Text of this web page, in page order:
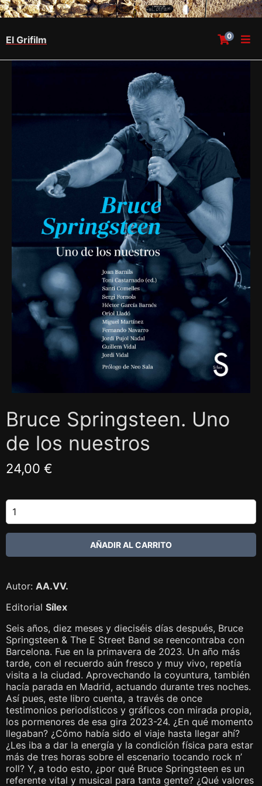
El Grifilm 0
Bruce Springsteen. Uno
de los nuestros
24,00 €
Autor: AA.VV.
Editorial Sílex
Seis años, diez meses y dieciséis días después, Bruce
Springsteen & The E Street Band se reencontraba con
Barcelona. Fue en la primavera de 2023. Un año más
tarde, con el recuerdo aún fresco y muy vivo, repetía
visita a la ciudad. Aprovechando la coyuntura, también
hacía parada en Madrid, actuando durante tres noches.
Así pues, este libro cuenta, a través de once
testimonios periodísticos y gráficos con mirada propia,
los pormenores de esa gira 2023-24. ¿En qué momento
llegaban? ¿Cómo había sido el viaje hasta llegar ahí?
¿Les iba a dar la energía y la condición física para estar
más de tres horas sobre el escenario tocando rock n’
roll? Y, a todo esto, ¿por qué Bruce Springsteen es un
referente vital y musical para tanta gente? ¿Qué valores